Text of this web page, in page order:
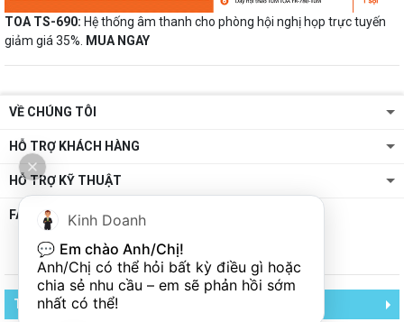
TOA TS-690: Hệ thống âm thanh cho phòng hội nghị họp trực tuyến
giảm giá 35%. MUA NGAY
VỀ CHÚNG TÔI
HỖ TRỢ KHÁCH HÀNG
HỖ TRỢ KỸ THUẬT
FANPAGE
TCA - TRUNG CHÍNH AUDIO
Kinh Doanh
💬 Em chào Anh/Chị!
Anh/Chị có thể hỏi bất kỳ điều gì hoặc
chia sẻ nhu cầu – em sẽ phản hồi sớm
nhất có thể!